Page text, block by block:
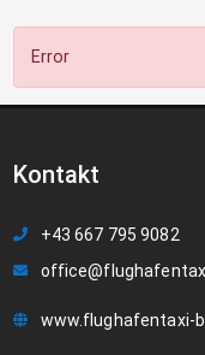
Error
Kontakt
+43 667 795 9082
www.flughafentaxi-